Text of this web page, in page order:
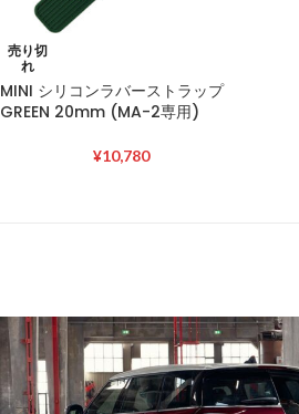
売り切
れ
MINI シリコンラバーストラップ
GREEN 20mm (MA-2専用)
¥10,780